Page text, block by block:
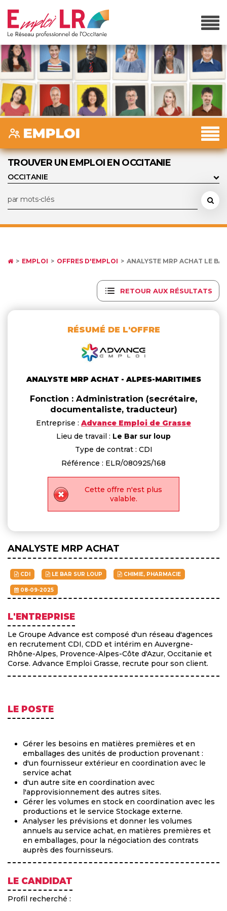
TROUVER UN EMPLOI EN OCCITANIE
EMPLOI OFFRES D'EMPLOI ANALYSTE MRP ACHAT LE
RETOUR AUX RÉSULTATS
RÉSUMÉ DE L'OFFRE
ANALYSTE MRP ACHAT - ALPES-MARITIMES
Fonction : Administration (secrétaire,
documentaliste, traducteur)
Entreprise : Advance Emploi de Grasse
Lieu de travail : Le Bar sur loup
Type de contrat : CDI
Référence : ELR/080925/168
Cette offre n'est plus
valable.
ANALYSTE MRP ACHAT
CDI LE BAR SUR LOUP CHIMIE, PHARMACIE
08-09-2025
L'ENTREPRISE
Le Groupe Advance est composé d'un réseau d'agences
en recrutement CDI, CDD et intérim en Auvergne-
Rhône-Alpes, Provence-Alpes-Côte d'Azur, Occitanie et
Corse. Advance Emploi Grasse, recrute pour son client.
LE POSTE
Gérer les besoins en matières premières et en
emballages des unités de production provenant :
d'un fournisseur extérieur en coordination avec le
service achat
d'un autre site en coordination avec
l'approvisionnement des autres sites.
Gérer les volumes en stock en coordination avec les
productions et le service Stockage externe.
Analyser les prévisions et donner les volumes
annuels au service achat, en matières premières et
en emballages, pour la négociation des contrats
auprès des fournisseurs.
LE CANDIDAT
Profil recherché :